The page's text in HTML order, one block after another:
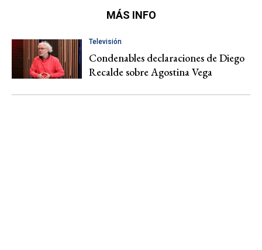
MÁS INFO
Televisión
Condenables declaraciones de Diego
Recalde sobre Agostina Vega